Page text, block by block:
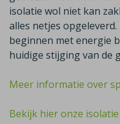
isolatie wol niet kan
alles netjes
beginnen met energie
huidige stijging van de
Meer informatie over
Bekijk hier onze